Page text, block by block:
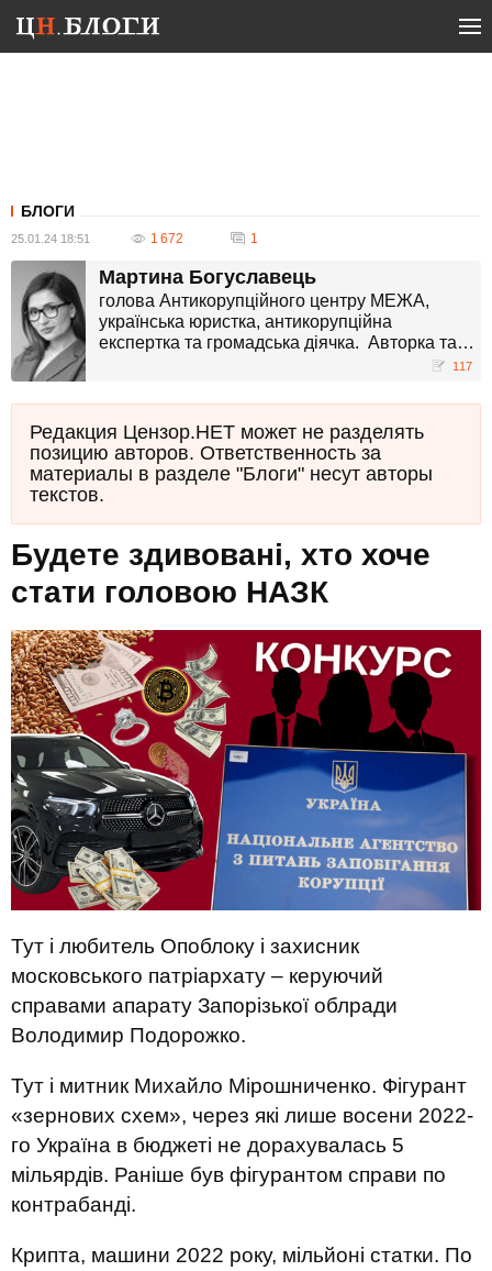
БЛОГИ
25.01.24 18:51 1 672 1
Мартина Богуславець
голова Антикорупційного центру МЕЖА,
українська юристка, антикорупційна
експертка та громадська діячка. Авторка та
ведуча програми розслідувань "На МЕЖІ".
боротьби з корупцією.
117
Редакция Цензор.НЕТ может не разделять
позицию авторов. Ответственность за
материалы в разделе "Блоги" несут авторы
текстов.
Будете здивовані, хто хоче
стати головою НАЗК
Тут і любитель Опоблоку і захисник
московського патріархату – керуючий
справами апарату Запорізької облради
Володимир Подорожко.
Тут і митник Михайло Мірошниченко. Фігурант
«зернових схем», через які лише восени 2022-
го Україна в бюджеті не дорахувалась 5
мільярдів. Раніше був фігурантом справи по
контрабанді.
Крипта, машини 2022 року, мільйоні статки. По